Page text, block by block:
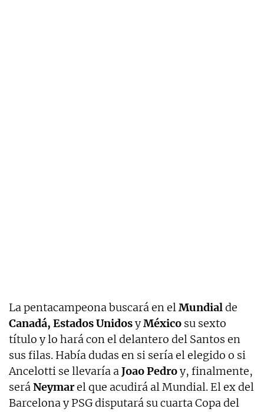
La pentacampeona buscará en elMundialde
Canadá, Estados UnidosyMéxico su sexto
título y lo hará con el delantero del Santos en
sus filas. Había dudas en si sería el elegido o si
Ancelotti se llevaría aJoao Pedroy, finalmente,
seráNeymarel que acudirá al Mundial. El ex del
Barcelona y PSG disputará su cuarta Copa del